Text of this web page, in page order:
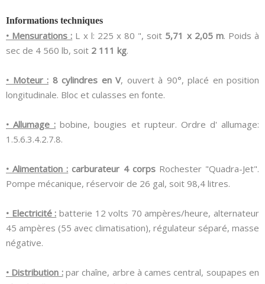
Informations techniques
• Mensurations : L x l: 225 x 80 ", soit 5,71 x 2,05 m. Poids à
sec de 4 560 lb, soit 2 111 kg.
• Moteur : 8 cylindres en V, ouvert à 90°, placé en position
longitudinale. Bloc et culasses en fonte.
• Allumage : bobine, bougies et rupteur. Ordre d' allumage:
1.5.6.3.4.2.7.8.
• Alimentation : carburateur 4 corpsRochester "Quadra-Jet".
Pompe mécanique, réservoir de 26 gal, soit 98,4 litres.
• Electricité : batterie 12 volts 70 ampères/heure, alternateur
45 ampères (55 avec climatisation), régulateur séparé, masse
négative.
• Distribution :par chaîne, arbre à cames central, soupapes en